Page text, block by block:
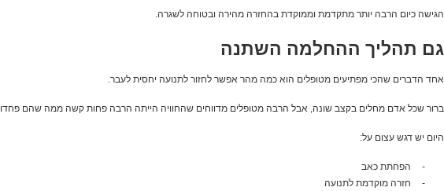
הגישה כיום הרבה יותר מתקדמת וממוקדת בהחזרה מהירה ובטוחה לשגרה.
גם תהליך ההחלמה השתנה
אחד הדברים שהכי מפתיעים מטופלים הוא כמה מהר אפשר לחזור לתנועה יחסית לעבר.
ברור שכל אדם מחלים בקצב שונה, אבל הרבה מטופלים מדווחים שהחוויה הייתה הרבה פחות קשה ממה שהם פחדו.
היום יש דגש עצום על:
-
הפחתת כאב
-
חזרה מוקדמת לתנועה